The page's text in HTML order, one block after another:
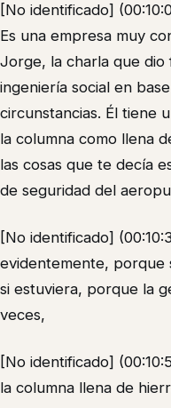
[No identificado]
Es una empresa muy
Jorge, la charla que
ingeniería social en
circunstancias. Él tiene
la columna como llena
las cosas que te decía
de seguridad del
[No identificado]
evidentemente, porque
si estuviera, porque la
veces,
[No identificado]
la columna llena de